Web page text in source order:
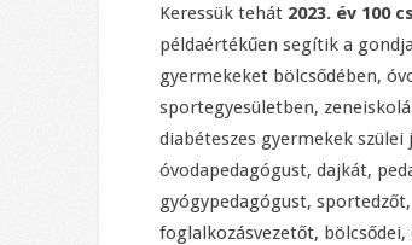
Keressük tehát 2023. év 100
példaértékűen segítik a
gyermekeket bölcsődében,
sportegyesületben,
diabéteszes gyermekek
óvodapedagógust, dajkát,
gyógypedagógust,
foglalkozásvezetőt,